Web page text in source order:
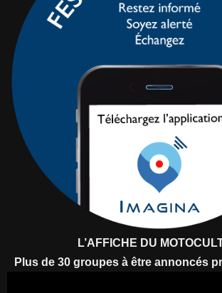
L’AFFICHE DU
Plus de 30 groupes à être annoncés